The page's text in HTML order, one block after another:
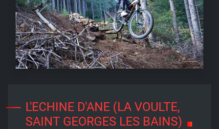
L'ECHINE D'ANE (LA VOULTE,
SAINT GEORGES LES BAINS)